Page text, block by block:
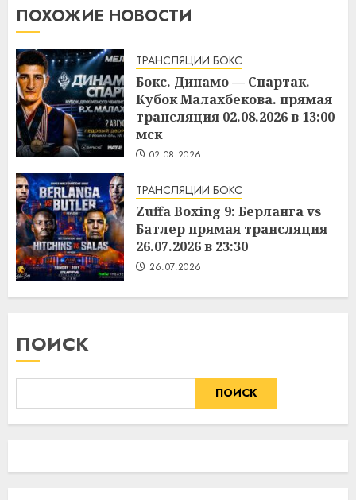
ПОХОЖИЕ НОВОСТИ
ТРАНСЛЯЦИИ БОКС
Бокс. Динамо — Спартак.
Кубок Малахбекова. прямая
трансляция 02.08.2026 в 13:00
мск
02.08.2026
ТРАНСЛЯЦИИ БОКС
Zuffa Boxing 9: Берланга vs
Батлер прямая трансляция
26.07.2026 в 23:30
26.07.2026
ПОИСК
ПОИСК